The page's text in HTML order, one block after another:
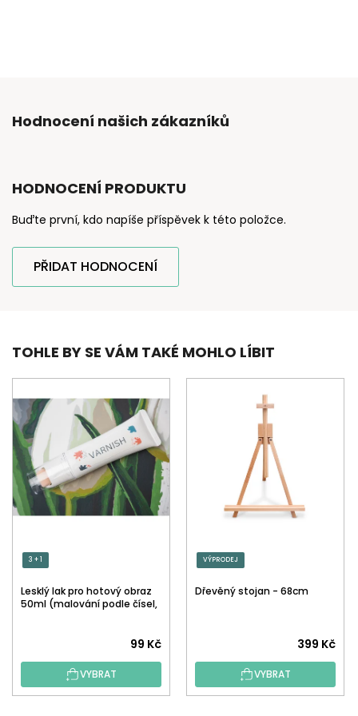
Hodnocení našich zákazníků
HODNOCENÍ PRODUKTU
Buďte první, kdo napíše příspěvek k této položce.
PŘIDAT HODNOCENÍ
TOHLE BY SE VÁM TAKÉ MOHLO LÍBIT
3 + 1
Lesklý lak pro hotový obraz
50ml (malování podle čísel,
hodnocení
produktu
je
99 Kč
VYBRAT
VÝPRODEJ
Dřevěný stojan - 68cm
399 Kč
VYBRAT